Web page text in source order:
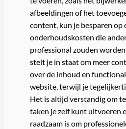
afbeeldingen of het
content, kun je besparen op
onderhoudskosten die
professional zouden
stelt je in staat om meer
over de inhoud en
website, terwijl je
Het is altijd verstandig om
taken je zelf kunt uitvoeren
raadzaam is om